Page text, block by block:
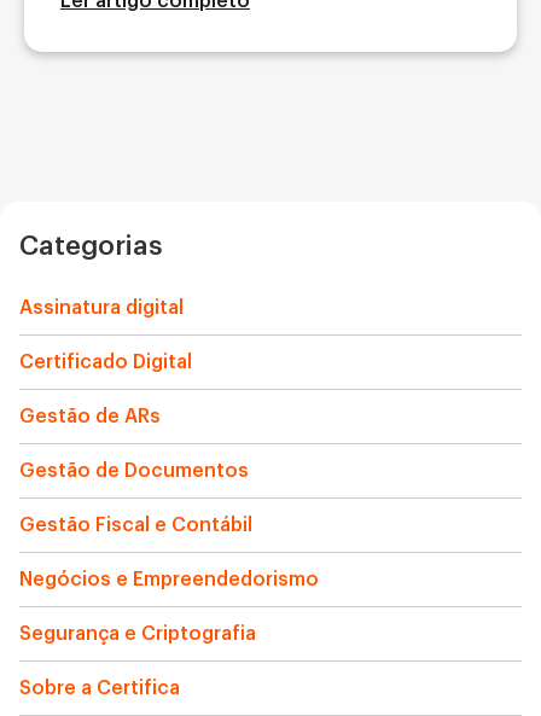
Categorias
Assinatura digital
Certificado Digital
Gestão de ARs
Gestão de Documentos
Gestão Fiscal e Contábil
Negócios e Empreendedorismo
Segurança e Criptografia
Sobre a Certifica